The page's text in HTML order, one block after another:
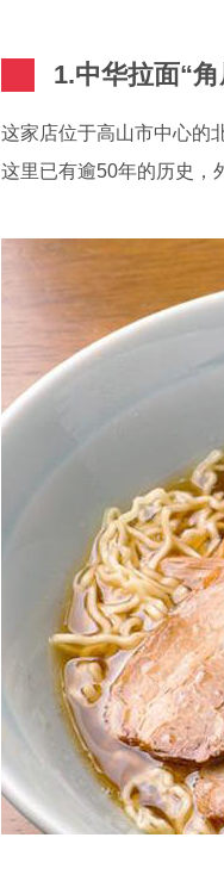
1.中华拉面“
这家店位于高山市中心的
这里已有逾50年的历史，